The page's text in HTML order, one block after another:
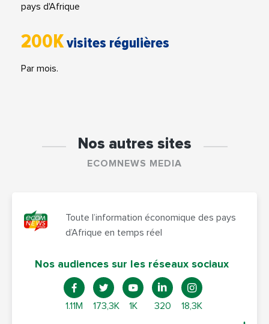
pays d'Afrique
200Kvisites régulières
Par mois.
Nos autres sites
ECOMNEWS MEDIA
Toute l’information économique des pays
d’Afrique en temps réel
Nos audiences sur les réseaux sociaux
1.11M 173,3K 1K 320 18,3K